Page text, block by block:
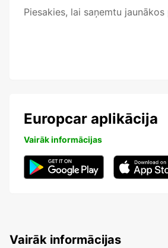
Piesakies, lai saņemtu
Europcar aplikācija
Vairāk informācijas
Vairāk informācijas